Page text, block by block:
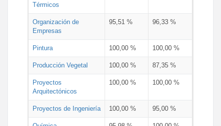
Térmicos
Organización de
Empresas
95,51 % 96,33 %
Pintura 100,00 % 100,00 %
Producción Vegetal 100,00 % 87,35 %
Proyectos
Arquitectónicos
100,00 % 100,00 %
Proyectos de Ingeniería 100,00 % 95,00 %